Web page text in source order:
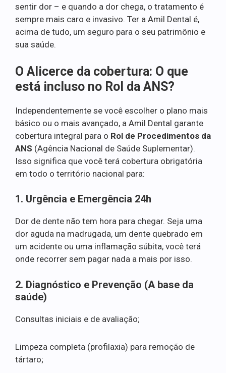
sentir dor – e quando a dor chega, o tratamento é
sempre mais caro e invasivo. Ter a Amil Dental é,
acima de tudo, um seguro para o seu patrimônio e
sua saúde.
O Alicerce da cobertura: O que
está incluso no Rol da ANS?
Independentemente se você escolher o plano mais
básico ou o mais avançado, a Amil Dental garante
cobertura integral para o Rol de Procedimentos da
ANS (Agência Nacional de Saúde Suplementar).
Isso significa que você terá cobertura obrigatória
em todo o território nacional para:
1. Urgência e Emergência 24h
Dor de dente não tem hora para chegar. Seja uma
dor aguda na madrugada, um dente quebrado em
um acidente ou uma inflamação súbita, você terá
onde recorrer sem pagar nada a mais por isso.
2. Diagnóstico e Prevenção (A base da
saúde)
Consultas iniciais e de avaliação;
Limpeza completa (profilaxia) para remoção de
tártaro;